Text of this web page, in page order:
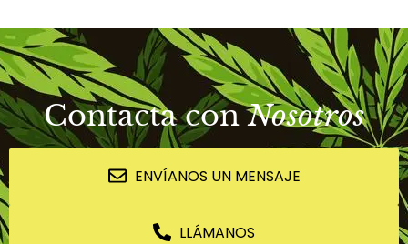
Contacta conNosotros
ENVÍANOS UN MENSAJE
LLÁMANOS